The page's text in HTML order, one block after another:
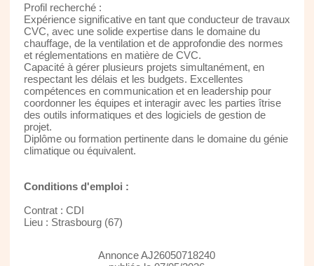
Profil recherché :
Expérience significative en tant que conducteur de travaux
CVC, avec une solide expertise dans le domaine du
chauffage, de la ventilation et de approfondie des normes
et réglementations en matière de CVC.
Capacité à gérer plusieurs projets simultanément, en
respectant les délais et les budgets. Excellentes
compétences en communication et en leadership pour
coordonner les équipes et interagir avec les parties îtrise
des outils informatiques et des logiciels de gestion de
projet.
Diplôme ou formation pertinente dans le domaine du génie
climatique ou équivalent.
Conditions d'emploi :
Contrat : CDI
Lieu : Strasbourg (67)
Annonce AJ26050718240